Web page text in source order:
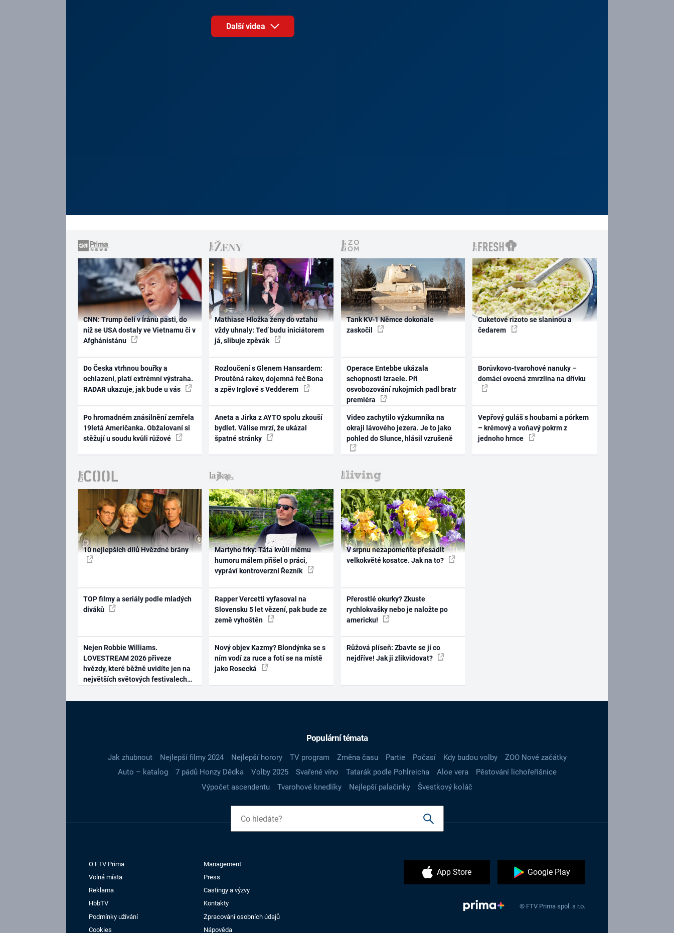
Další videa
CNN: Trump čelí v Íránu pasti, do
níž se USA dostaly ve Vietnamu či v
Afghánistánu
Do Česka vtrhnou bouřky a
ochlazení, platí extrémní výstraha.
RADAR ukazuje, jak bude u vás
Po hromadném znásilnění zemřela
19letá Američanka. Obžalovaní si
stěžují u soudu kvůli růžové
Mathiase Hložka ženy do vztahu
vždy uhnaly: Teď budu iniciátorem
já, slibuje zpěvák
Rozloučení s Glenem Hansardem:
Proutěná rakev, dojemná řeč Bona
a zpěv Irglové s Vedderem
Aneta a Jirka z AYTO spolu zkouší
bydlet. Válise mrzí, že ukázal
špatné stránky
Tank KV-1 Němce dokonale
zaskočil
Operace Entebbe ukázala
schopnosti Izraele. Při
osvobozování rukojmích padl bratr
premiéra
Video zachytilo výzkumníka na
okraji lávového jezera. Je to jako
pohled do Slunce, hlásil vzrušeně
Cuketové rizoto se slaninou a
čedarem
Borůvkovo-tvarohové nanuky –
domácí ovocná zmrzlina na dřívku
Vepřový guláš s houbami a pórkem
– krémový a voňavý pokrm z
jednoho hrnce
10 nejlepších dílů Hvězdné brány
TOP filmy a seriály podle mladých
diváků
Nejen Robbie Williams.
LOVESTREAM 2026 přiveze
hvězdy, které běžně uvidíte jen na
největších světových festivalech
Martyho frky: Táta kvůli mému
humoru málem přišel o práci,
vypráví kontroverzní Řezník
Rapper Vercetti vyfasoval na
Slovensku 5 let vězení, pak bude ze
země vyhoštěn
Nový objev Kazmy? Blondýnka se s
ním vodí za ruce a fotí se na místě
jako Rosecká
V srpnu nezapomeňte přesadit
velkokvěté kosatce. Jak na to?
Přerostlé okurky? Zkuste
rychlokvašky nebo je naložte po
americku!
Růžová plíseň: Zbavte se jí co
nejdříve! Jak ji zlikvidovat?
Populární témata
Jak zhubnout Nejlepší filmy 2024 Nejlepší horory TV program Změna času Partie Počasí Kdy budou volby
ZOO Nové začátky
Auto – katalog
7 pádů Honzy Dědka Volby 2025 Svařené víno Tatarák podle Pohlreicha Aloe vera
Pěstování lichořeřišnice
Výpočet ascendentu
Tvarohové knedlíky Nejlepší palačinky Švestkový koláč
O FTV Prima
Management
Volná místa
Press
Reklama
Castingy a výzvy
HbbTV
Kontakty
Podmínky užívání
Zpracování osobních údajů
Cookies
Nápověda
App Store Google Play
© FTV Prima spol. s r.o.